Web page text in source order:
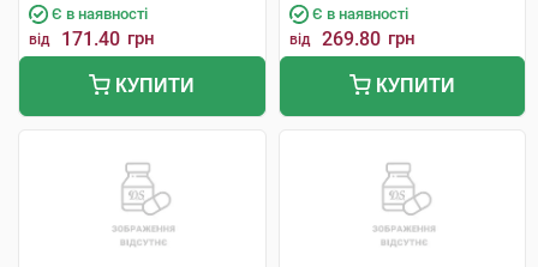
Є в наявності
від 171.40 грн
КУПИТИ
Є в наявності
від 269.80 грн
КУПИТИ